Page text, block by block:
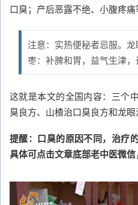
口臭；产后恶露不绝、小腹疼痛
注意：实热便秘者忌服。
枣：补脾和胃，益气生津，
这就是本文的全国内容：三个
臭良方、山楂治口臭良方和龙眼
提醒：口臭的原因不同，治疗
具体可点击文章底部老中医微信